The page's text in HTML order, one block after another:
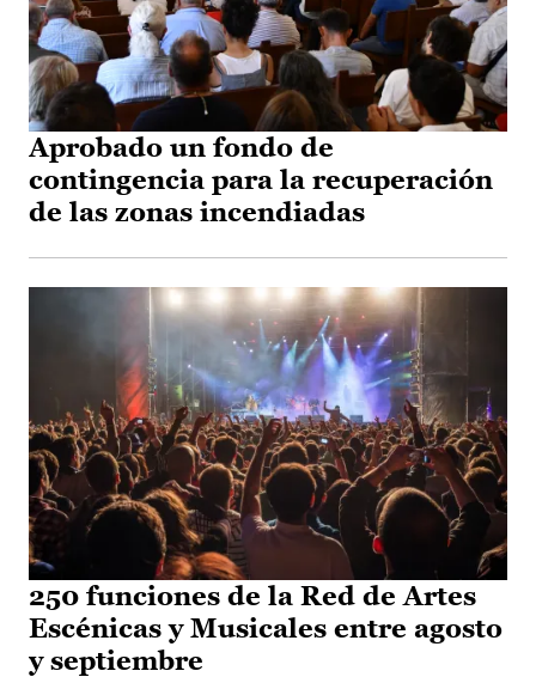
Aprobado un fondo de
contingencia para la recuperación
de las zonas incendiadas
250 funciones de la Red de Artes
Escénicas y Musicales entre agosto
y septiembre